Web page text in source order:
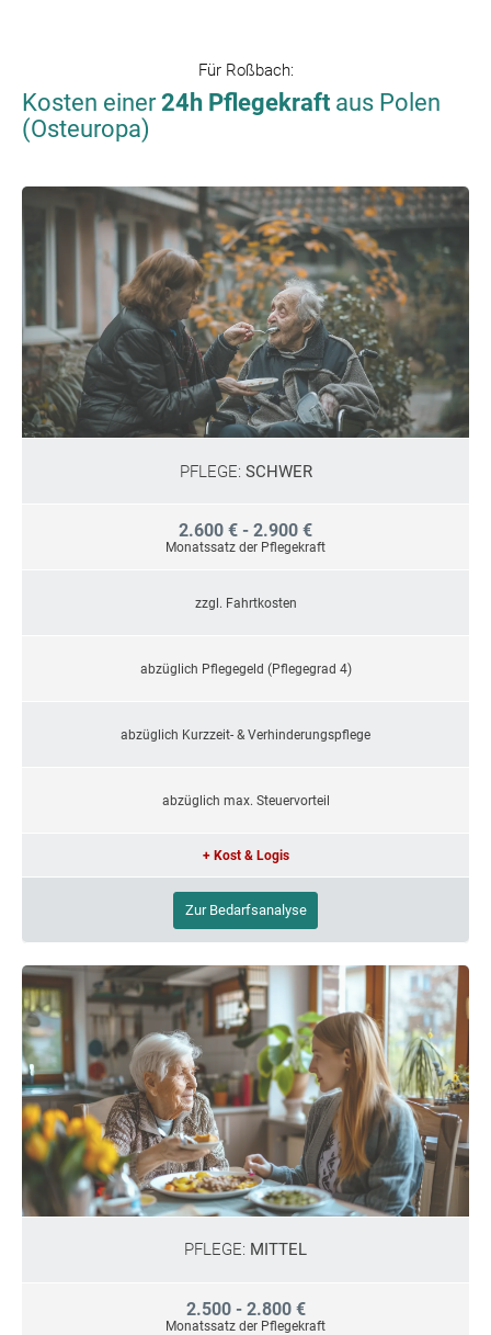
Für Roßbach:
Kosten einer24h Pflegekraft aus Polen
(Osteuropa)
PFLEGE: SCHWER
2.600 € - 2.900 €
Monatssatz der Pflegekraft
zzgl. Fahrtkosten
abzüglich Pflegegeld (Pflegegrad 4)
abzüglich Kurzzeit- & Verhinderungspflege
abzüglich max. Steuervorteil
+ Kost & Logis
Zur Bedarfsanalyse
PFLEGE: MITTEL
2.500 - 2.800 €
Monatssatz der Pflegekraft